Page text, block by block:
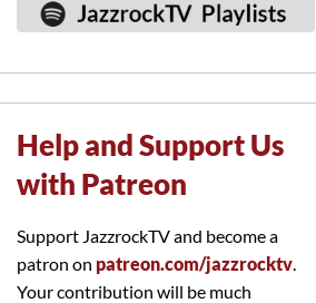
Help and Support Us
with Patreon
Support JazzrockTV and become a
patron on patreon.com/jazzrocktv
Your contribution will be much